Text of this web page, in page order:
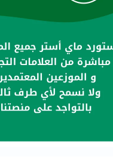
البولية
دعم
الكبد
صحة
البروستاتا
الفيتامينات